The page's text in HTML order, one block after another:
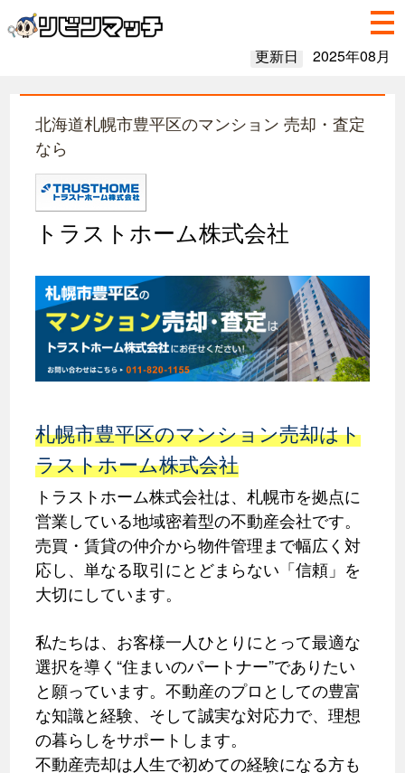
更新日 2025年08月
北海道札幌市豊平区のマンション 売却・査定
なら
トラストホーム株式会社
札幌市豊平区のマンション売却はト
ラストホーム株式会社
トラストホーム株式会社は、札幌市を拠点に
営業している地域密着型の不動産会社です。
売買・賃貸の仲介から物件管理まで幅広く対
応し、単なる取引にとどまらない「信頼」を
大切にしています。
私たちは、お客様一人ひとりにとって最適な
選択を導く“住まいのパートナー”でありたい
と願っています。不動産のプロとしての豊富
な知識と経験、そして誠実な対応力で、理想
の暮らしをサポートします。
不動産売却は人生で初めての経験になる方も